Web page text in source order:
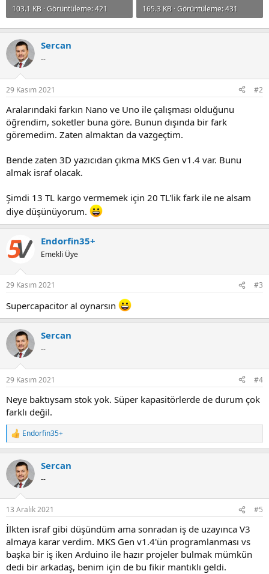
103.1 KB · Görüntüleme: 421 165.3 KB · Görüntüleme: 431
Sercan
--
29 Kasım 2021 #2
Aralarındaki farkın Nano ve Uno ile çalışması olduğunu
öğrendim, soketler buna göre. Bunun dışında bir fark
göremedim. Zaten almaktan da vazgeçtim.
Bende zaten 3D yazıcıdan çıkma MKS Gen v1.4 var. Bunu
almak israf olacak.
Şimdi 13 TL kargo vermemek için 20 TL'lik fark ile ne alsam
diye düşünüyorum.
Endorfin35+
Emekli Üye
29 Kasım 2021 #3
Supercapacitor al oynarsın
Sercan
--
29 Kasım 2021 #4
Neye baktıysam stok yok. Süper kapasitörlerde de durum çok
farklı değil.
R
e
c
i
s
Endorfin35+
Sercan
--
13 Aralık 2021 #5
İlkten israf gibi düşündüm ama sonradan iş de uzayınca V3
almaya karar verdim. MKS Gen v1.4'ün programlanması vs
başka bir iş iken Arduino ile hazır projeler bulmak mümkün
dedi bir arkadaş, benim için de bu fikir mantıklı geldi.